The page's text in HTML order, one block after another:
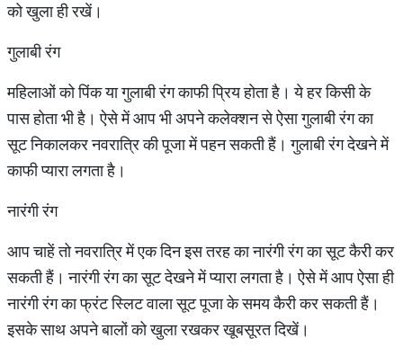
को खुला ही रखें।
गुलाबी रंग
महिलाओं को पिंक या गुलाबी रंग काफी प्रिय होता है। ये हर किसी के
पास होता भी है। ऐसे में आप भी अपने कलेक्शन से ऐसा गुलाबी रंग का
सूट निकालकर नवरात्रि की पूजा में पहन सकती हैं। गुलाबी रंग देखने में
काफी प्यारा लगता है।
नारंगी रंग
आप चाहें तो नवरात्रि में एक दिन इस तरह का नारंगी रंग का सूट कैरी कर
सकती हैं। नारंगी रंग का सूट देखने में प्यारा लगता है। ऐसे में आप ऐसा ही
नारंगी रंग का फ्रंट स्लिट वाला सूट पूजा के समय कैरी कर सकती हैं।
इसके साथ अपने बालों को खुला रखकर खूबसूरत दिखें।